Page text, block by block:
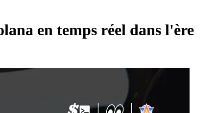
en temps réel dans l'ère